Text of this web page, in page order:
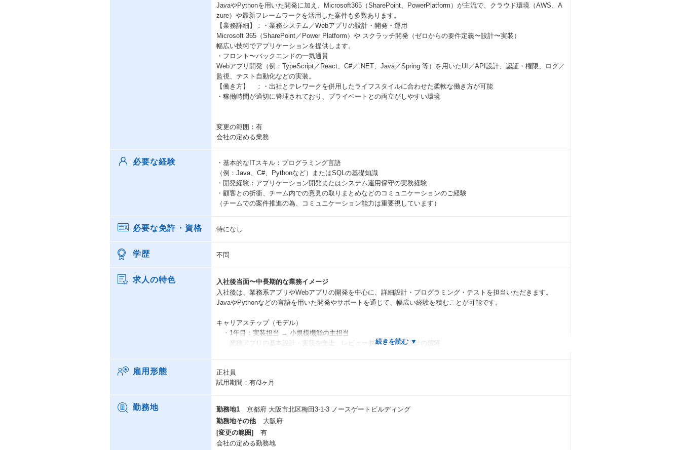
JavaやPythonを用いた開発に加え、Microsoft365（SharePoint、PowerPlatform）が主流で、クラウド環境（AWS、A
zure）や最新フレームワークを活用した案件も多数あります。
【業務詳細】：・業務システム／Webアプリの設計・開発・運用
Microsoft 365（SharePoint／Power Platform）や スクラッチ開発（ゼロからの要件定義〜設計〜実装）
幅広い技術でアプリケーションを提供します。
・フロント〜バックエンドの一気通貫
Webアプリ開発（例：TypeScript／React、C#／.NET、Java／Spring 等）を用いたUI／API設計、認証・権限、ログ／
監視、テスト自動化などの実装。
【働き方】 ：・出社とテレワークを併用したライフスタイルに合わせた柔軟な働き方が可能
・稼働時間が適切に管理されており、プライベートとの両立がしやすい環境
変更の範囲：有
会社の定める業務
必要な経験
・基本的なITスキル：プログラミング言語
（例：Java、C#、Pythonなど）またはSQLの基礎知識
・開発経験：アプリケーション開発またはシステム運用保守の実務経験
・顧客との折衝、チーム内での意見の取りまとめなどのコミュニケーションのご経験
（チームでの案件推進の為、コミュニケーション能力は重要視しています）
必要な免許・資格 特になし
学歴 不問
求人の特色
入社後当面〜中長期的な業務イメージ
入社後は、業務系アプリやWebアプリの開発を中心に、詳細設計・プログラミング・テストを担当いただきます。
JavaやPythonなどの言語を用いた開発やサポートを通じて、幅広い経験を積むことが可能です。
キャリアステップ（モデル）
・1年目：実装担当 → 小規模機能の主担当
業務アプリの基本設計・実装を自走、レビュー参加、テスト設計の習得
に参画
・3年目以降：プロジェクトリーダー／技術スペシャリスト
バックエンド、M365）での社内ナレッジ展開
案件・業務の魅力/部署の雰囲気
【業務】
雇用形態
正社員
試用期間：有/3ヶ月
勤務地 勤務地1
京都府 大阪市北区梅田3-1-3 ノースゲートビルディング
勤務地その他
大阪府
[変更の範囲]
有
会社の定める勤務地